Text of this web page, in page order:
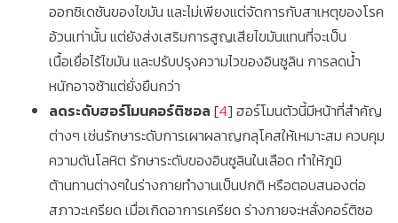
ออกซิเดชันของไขมัน และไม่เพียงแต่จัดการกับสาเหตุของโรค
อ้วนเท่านั้น แต่ยังส่งเสริมการสูญเสียไขมันแทนที่จะเป็น
เนื้อเยื่อไร้ไขมัน และปรับปรุงความไวของอินซูลิน การลดน้ำ
หนักอาจช้าแต่ยั่งยืนกว่า
ลดระดับฮอร์โมนคอร์ติซอล [4] ฮอร์โมนตัวนี้มีหน้าที่สำคัญ
ต่างๆ เช่นรักษาระดับการเผาผลาญกลุโคสให้เหมาะสม ควบคุม
ความดันโลหิต รักษาระดับของอินซูลินในเลือด ทำให้ภูมิ
ต้านทานต่างๆในร่างกายทำงานเป็นปกติ หรือตอบสนองต่อ
สภาวะเครียด เมื่อเกิดอาการเครียด ร่างกายจะหลั่งคอร์ติซอ